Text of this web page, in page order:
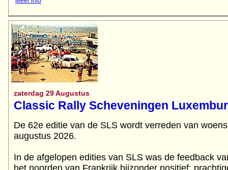
zaterdag 29 Augustus
Classic Rally Scheveningen
De 62e editie van de SLS wordt verreden van
augustus 2026.
In de afgelopen edities van SLS was de feedback